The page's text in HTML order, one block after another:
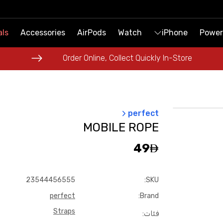
iPhone
Watch
AirPods
Accessories
Order Online, Collect Quickly In-Store
iPhone
Watch
AirPods
Accessories
Order Online, Collect Quickly In-Store
perfect
MOBILE ROPE
49
SKU
:
23544456555
Brand
:
perfect
فئات:
Straps